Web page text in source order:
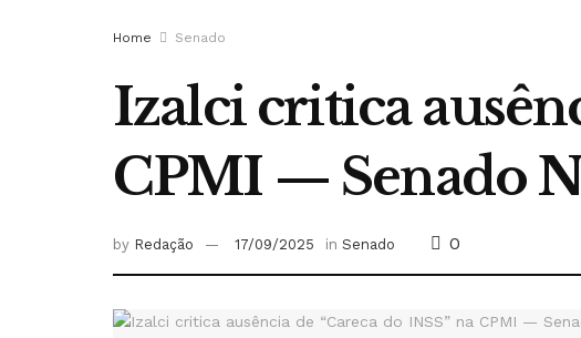
Home Senado
Izalci critica
CPMI — Senado
by Redação 17/09/2025 in Senado 0